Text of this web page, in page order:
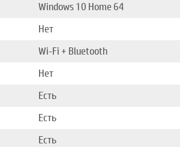
Windows 10 Home 64
Нет
Wi-Fi + Bluetooth
Нет
Есть
Есть
Есть